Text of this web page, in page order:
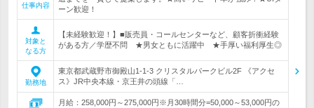
仕事内容
ーン歓迎！
対象と
なる方
【未経験歓迎！】■販売員・コールセンターなど、顧客折衝経験
がある方／学歴不問 ★男女ともに活躍中 ★手厚い福利厚生◎
勤務地
東京都武蔵野市御殿山1-1-3 クリスタルパークビル2F 《アクセ
ス》JR中央本線・京王井の頭線「…
月給：258,000円～275,000円※月30時間分=50,000～53,000円の